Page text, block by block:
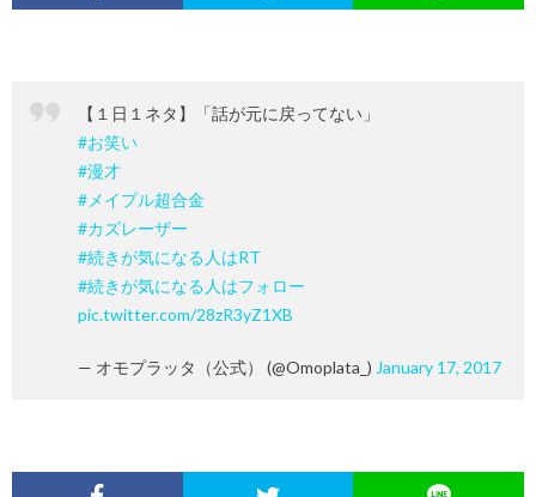
【１日１ネタ】「話が元に戻ってない」
#お笑い
#漫才
#メイプル超合金
#カズレーザー
#続きが気になる人はRT
#続きが気になる人はフォロー
pic.twitter.com/28zR3yZ1XB
— オモプラッタ（公式） (@Omoplata_) January 17, 2017